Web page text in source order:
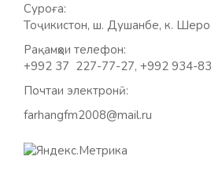
Суроға:
Тоҷикистон, ш. Душанбе, к.
Рақамҳои телефон:
+992 37 227-77-27, +992 934-
Почтаи электронӣ:
farhangfm2008@mail.ru